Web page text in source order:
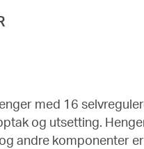
med 16
og utsetting.
andre komponenter